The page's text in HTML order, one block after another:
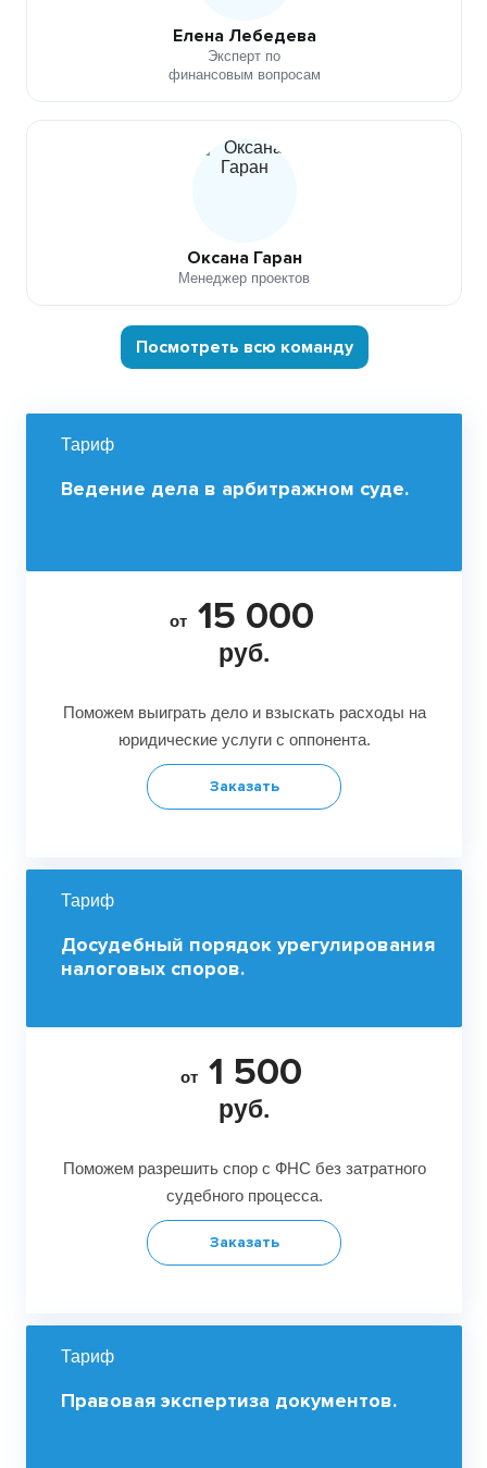
Елена Лебедева
Эксперт по
финансовым вопросам
Оксана Гаран
Менеджер проектов
Посмотреть всю команду
Тариф
Ведение дела в арбитражном суде.
от 15 000
руб.
Поможем выиграть дело и взыскать расходы на
юридические услуги с оппонента.
Заказать
Тариф
Досудебный порядок урегулирования
налоговых споров.
от 1 500
руб.
Поможем разрешить спор с ФНС без затратного
судебного процесса.
Заказать
Тариф
Правовая экспертиза документов.